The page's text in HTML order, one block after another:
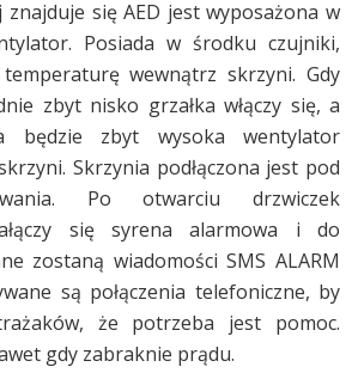
się AED jest wyposażona w
Posiada w środku czujniki,
wewnątrz skrzyni. Gdy
zbyt nisko grzałka włączy się, a
będzie zbyt wysoka wentylator
Skrzynia podłączona jest pod
Po otwarciu drzwiczek
się syrena alarmowa i do
zostaną wiadomości SMS ALARM
są połączenia telefoniczne, by
że potrzeba jest pomoc.
gdy zabraknie prądu.